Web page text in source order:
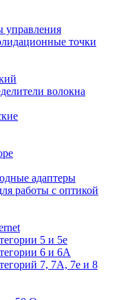
управления
точки
волокна
адаптеры
работы с оптикой
5 и 5е
6 и 6A
7, 7А, 7е и 8